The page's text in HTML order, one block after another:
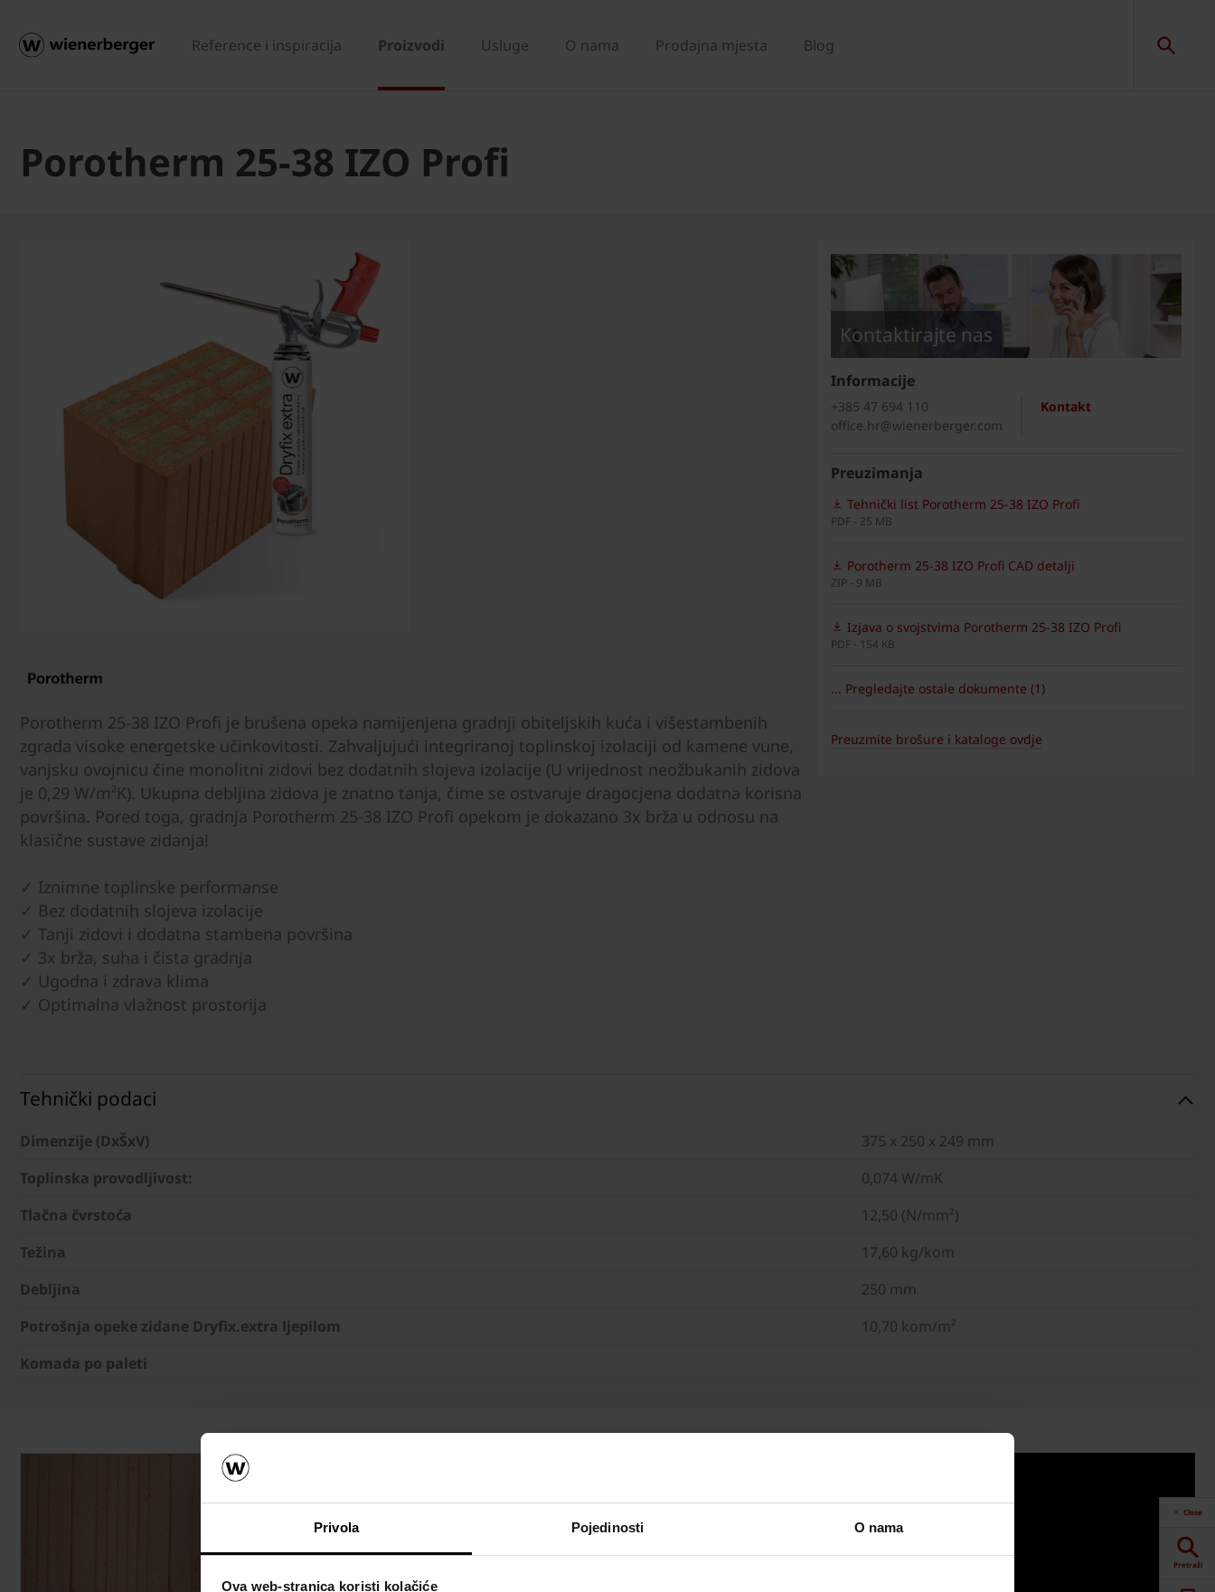
Privola Pojedinosti O nama
Ova web-stranica koristi kolačiće
Reference i inspiracija Proizvodi Usluge O nama Prodajna mjesta Blog
Porotherm 25-38 IZO Profi
Porotherm 25-38 IZO Profi je brušena opeka namijenjena gradnji obiteljskih kuća i višestambenih
zgrada visoke energetske učinkovitosti. Zahvaljujući integriranoj toplinskoj izolaciji od kamene vune,
vanjsku ovojnicu čine monolitni zidovi bez dodatnih slojeva izolacije (U vrijednost neožbukanih zidova
je 0,29 W/m²K). Ukupna debljina zidova je znatno tanja, čime se ostvaruje dragocjena dodatna korisna
površina. Pored toga, gradnja Porotherm 25-38 IZO Profi opekom je dokazano 3x brža u odnosu na
klasične sustave zidanja!
✓ Iznimne toplinske performanse
✓ Bez dodatnih slojeva izolacije
✓ Tanji zidovi i dodatna stambena površina
✓ 3x brža, suha i čista gradnja
✓ Ugodna i zdrava klima
✓ Optimalna vlažnost prostorija
Kontaktirajte nas
Informacije
Kontakt
+385 47 694 110
office.hr@wienerberger.com
Preuzimanja
Tehnički list Porotherm 25-38 IZO Profi
PDF - 25 MB
Porotherm 25-38 IZO Profi CAD detalji
ZIP - 9 MB
Izjava o svojstvima Porotherm 25-38 IZO Profi
PDF - 154 KB
... Pregledajte ostale dokumente (1)
Preuzmite brošure i kataloge ovdje
Tehnički podaci
Dimenzije (DxŠxV)
375 x 250 x 249 mm
Toplinska provodljivost:
0,074 W/mK
Tlačna čvrstoća
12,50 (N/mm²)
Težina
17,60 kg/kom
Debljina
250 mm
Potrošnja opeke zidane Dryfix.extra ljepilom
10,70 kom/m²
Komada po paleti
Close
Pretraži